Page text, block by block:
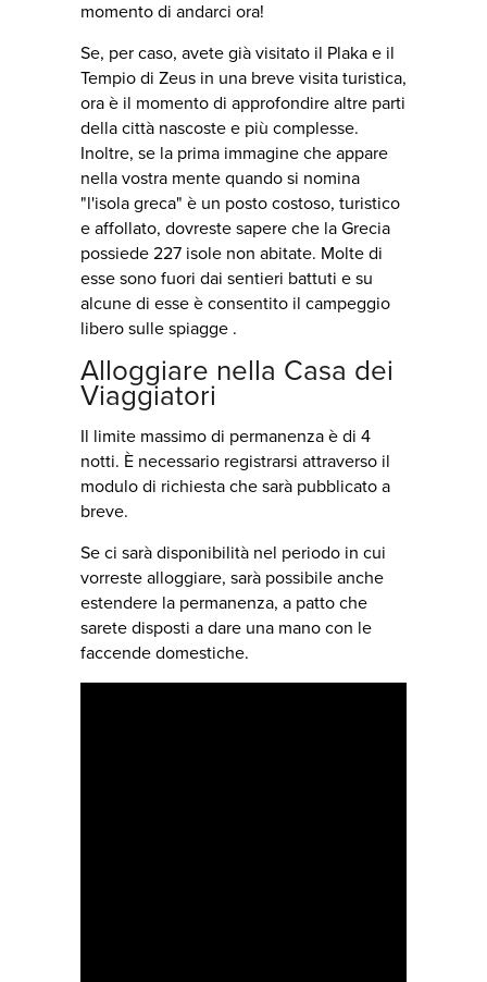
momento di andarci ora!
Se, per caso, avete già visitato il Plaka e il
Tempio di Zeus in una breve visita turistica,
ora è il momento di approfondire altre parti
della città nascoste e più complesse.
Inoltre, se la prima immagine che appare
nella vostra mente quando si nomina
"l'isola greca" è un posto costoso, turistico
e affollato, dovreste sapere che la Grecia
possiede 227 isole non abitate. Molte di
esse sono fuori dai sentieri battuti e su
alcune di esse è consentito il campeggio
libero sulle spiagge .
Alloggiare nella Casa dei
Viaggiatori
Il limite massimo di permanenza è di 4
notti. È necessario registrarsi attraverso il
modulo di richiesta che sarà pubblicato a
breve.
Se ci sarà disponibilità nel periodo in cui
vorreste alloggiare, sarà possibile anche
estendere la permanenza, a patto che
sarete disposti a dare una mano con le
faccende domestiche.